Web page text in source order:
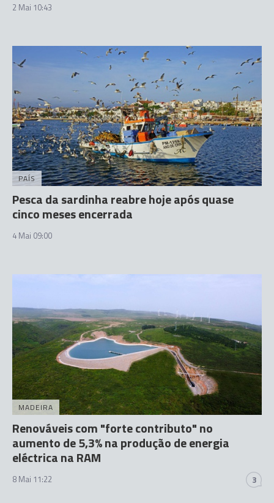
2 Mai 10:43
PAÍS
Pesca da sardinha reabre hoje após quase
cinco meses encerrada
4 Mai 09:00
MADEIRA
Renováveis com "forte contributo" no
aumento de 5,3% na produção de energia
eléctrica na RAM
8 Mai 11:22 3